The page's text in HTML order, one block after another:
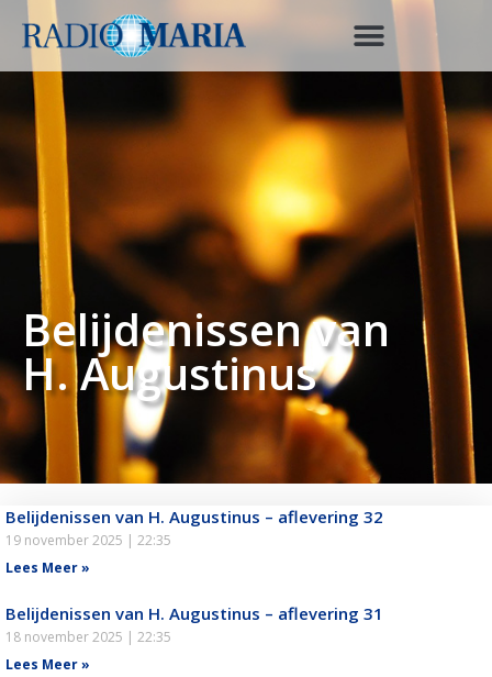
Belijdenissen van
H. Augustinus
Belijdenissen van H. Augustinus – aflevering 32
19 november 2025
22:35
Lees Meer »
Belijdenissen van H. Augustinus – aflevering 31
18 november 2025
22:35
Lees Meer »